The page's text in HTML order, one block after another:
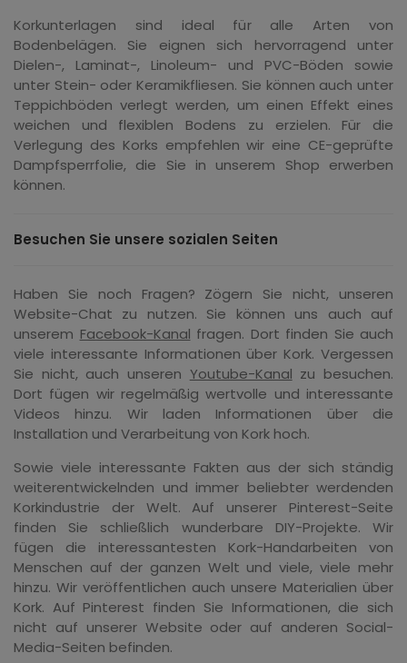
Korkunterlagen sind ideal für alle Arten von
Bodenbelägen. Sie eignen sich hervorragend unter
Dielen-, Laminat-, Linoleum- und PVC-Böden sowie
unter Stein- oder Keramikfliesen. Sie können auch unter
Teppichböden verlegt werden, um einen Effekt eines
weichen und flexiblen Bodens zu erzielen. Für die
Verlegung des Korks empfehlen wir eine CE-geprüfte
Dampfsperrfolie, die Sie in unserem Shop erwerben
können.
Besuchen Sie unsere sozialen Seiten
Haben Sie noch Fragen? Zögern Sie nicht, unseren
Website-Chat zu nutzen. Sie können uns auch auf
unserem Facebook-Kanal fragen. Dort finden Sie auch
viele interessante Informationen über Kork. Vergessen
Sie nicht, auch unseren Youtube-Kanal zu besuchen.
Dort fügen wir regelmäßig wertvolle und interessante
Videos hinzu. Wir laden Informationen über die
Installation und Verarbeitung von Kork hoch.
Sowie viele interessante Fakten aus der sich ständig
weiterentwickelnden und immer beliebter werdenden
Korkindustrie der Welt. Auf unserer Pinterest-Seite
finden Sie schließlich wunderbare DIY-Projekte. Wir
fügen die interessantesten Kork-Handarbeiten von
Menschen auf der ganzen Welt und viele, viele mehr
hinzu. Wir veröffentlichen auch unsere Materialien über
Kork. Auf Pinterest finden Sie Informationen, die sich
nicht auf unserer Website oder auf anderen Social-
Media-Seiten befinden.